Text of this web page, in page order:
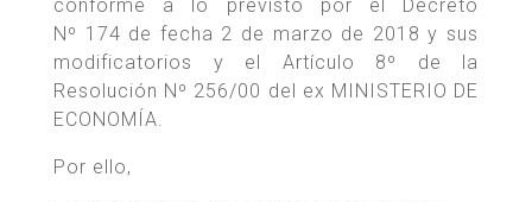
conforme a lo previsto por el Decreto
Nº 174 de fecha 2 de marzo de 2018 y sus
modificatorios y el Artículo 8º de la
Resolución Nº 256/00 del ex MINISTERIO DE
ECONOMÍA.
Por ello,